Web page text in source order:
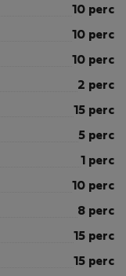
10 perc
10 perc
10 perc
2 perc
15 perc
5 perc
1 perc
10 perc
8 perc
15 perc
15 perc